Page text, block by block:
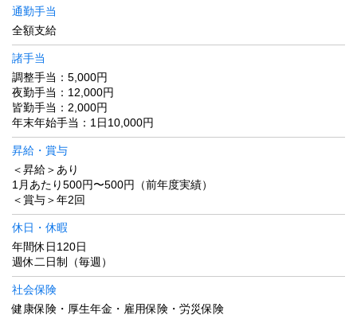
通勤手当
全額支給
諸手当
調整手当：5,000円
夜勤手当：12,000円
皆勤手当：2,000円
年末年始手当：1日10,000円
昇給・賞与
＜昇給＞あり
1月あたり500円〜500円（前年度実績）
＜賞与＞年2回
休日・休暇
年間休日120日
週休二日制（毎週）
社会保険
健康保険・厚生年金・雇用保険・労災保険